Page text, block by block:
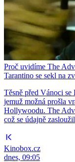
Proč uvidíme The
Tarantino se sekl na
Těsně před Vánoci se
jemuž možná prošla
Hollywoodu. The
což se údajně
Kinobox.cz
dnes, 09:05